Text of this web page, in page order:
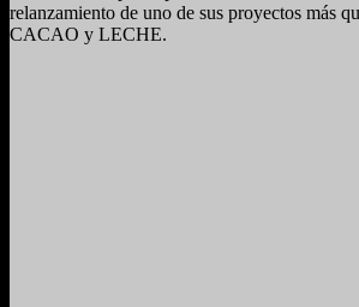
relanzamiento de uno de sus proyectos más
CACAO y LECHE.